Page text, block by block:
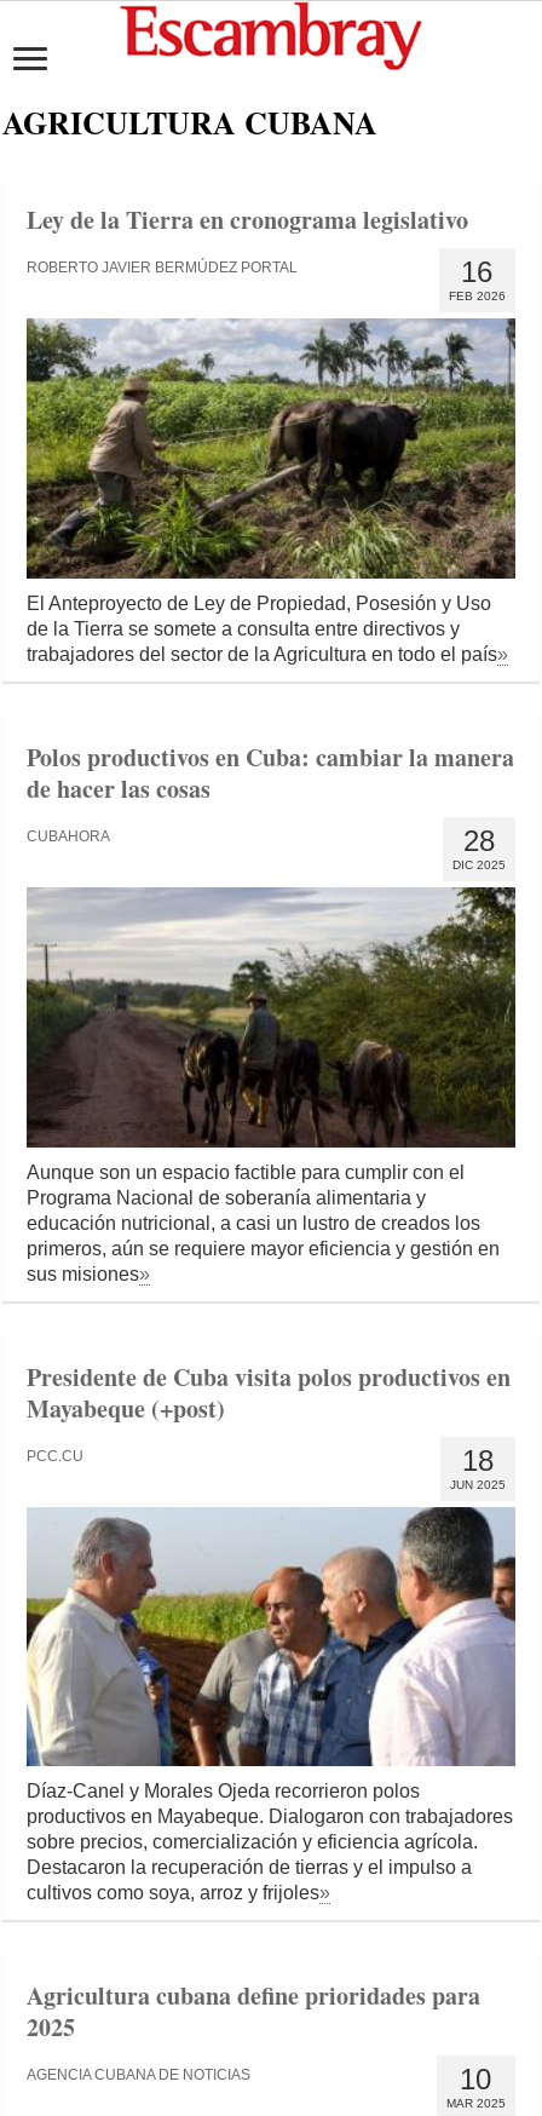
AGRICULTURA CUBANA
Ley de la Tierra en cronograma legislativo
16
FEB 2026
ROBERTO JAVIER BERMÚDEZ PORTAL
El Anteproyecto de Ley de Propiedad, Posesión y Uso
de la Tierra se somete a consulta entre directivos y
trabajadores del sector de la Agricultura en todo el país»
Polos productivos en Cuba: cambiar la manera
de hacer las cosas
28
DIC 2025
CUBAHORA
Aunque son un espacio factible para cumplir con el
Programa Nacional de soberanía alimentaria y
educación nutricional, a casi un lustro de creados los
primeros, aún se requiere mayor eficiencia y gestión en
sus misiones»
Presidente de Cuba visita polos productivos en
Mayabeque (+post)
18
JUN 2025
PCC.CU
Díaz-Canel y Morales Ojeda recorrieron polos
productivos en Mayabeque. Dialogaron con trabajadores
sobre precios, comercialización y eficiencia agrícola.
Destacaron la recuperación de tierras y el impulso a
cultivos como soya, arroz y frijoles»
Agricultura cubana define prioridades para
2025
10
MAR 2025
AGENCIA CUBANA DE NOTICIAS